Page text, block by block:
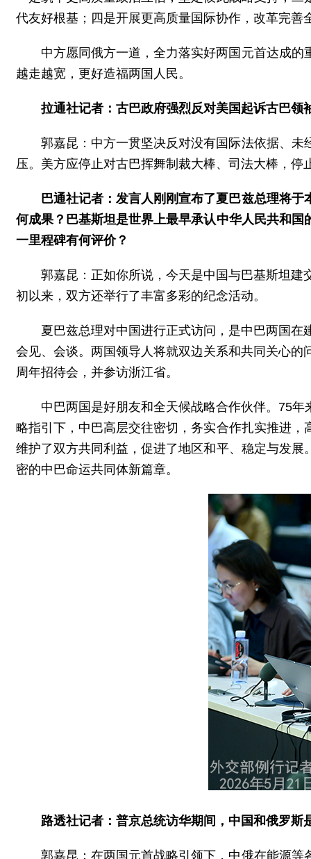
代友好根基；四是开展更高质量国际协作，改革完善
中方愿同俄方一道，全力落实好两国元首达成
越走越宽，更好造福两国人民。
拉通社记者：古巴政府强烈反对美国起诉古巴领
郭嘉昆：中方一贯坚决反对没有国际法依据、
压。美方应停止对古巴挥舞制裁大棒、司法大棒，
巴通社记者：发言人刚刚宣布了夏巴兹总理将
何成果？巴基斯坦是世界上最早承认中华人民共和
一里程碑有何评价？
郭嘉昆：正如你所说，今天是中国与巴基斯坦
初以来，双方还举行了丰富多彩的纪念活动。
夏巴兹总理对中国进行正式访问，是中巴两国
会见、会谈。两国领导人将就双边关系和共同关心
周年招待会，并参访浙江省。
中巴两国是好朋友和全天候战略合作伙伴。75
略指引下，中巴高层交往密切，务实合作扎实推进
维护了双方共同利益，促进了地区和平、稳定与发
密的中巴命运共同体新篇章。
路透社记者：普京总统访华期间，中国和俄罗
郭嘉昆：在两国元首战略引领下，中俄在能源